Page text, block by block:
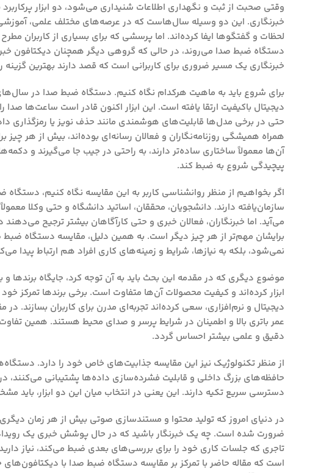
وقتی صحبت از ثبت و نگهداری اطلاعات شنیداری می‌شود، دو ابزار
خبرنگاری. این دو وسیله سال‌هاست که در عرصه‌های مختلف علمی،
لحظات و گفتگوها ایفا کرده‌اند. اما پرسشی که برای بسیاری از کاربران
دستگاه ضبط صدا می‌روند، در حالی که گروهی دیگر همچنان دیکتافون
خبرنگاری یک مسیر ضروری برای کاربرانی است که قصد دارند بهترین
برای شروع باید به ماهیت هرکدام نگاه کنیم. دستگاه ضبط صدا در
دیجیتال باکیفیت ارتقا یافته است. این ابزار اکنون قادر است ساعت‌ها صدا
حتی در برخی مدل‌ها قابلیت‌های هوشمندی مانند حذف نویز یا رمزگذاری
همراه همیشگی روزنامه‌نگاران و فعالان رسانه‌ای بوده‌اند، بیش از هر
آن‌ها معمولاً ساختاری ساده‌تر دارند، به راحتی در جیب جا می‌گیرند و
پیچیدگی شروع به ضبط کند.
اگر بخواهیم از منظر روانشناسی کاربر به این مقایسه نگاه کنیم،
سازمان‌یافته دارند. دانشجویان، محققان، اساتید دانشگاه و حتی وکلا
می‌آید. اما خبرنگاران، فعالان خبری و حتی کارآگاهان بیشتر ترجیح
برایشان مهم‌تر از هر چیز دیگر است. به همین دلیل، مقایسه دستگاه
نمی‌شود، بلکه به نیازها، شرایط و زمینه‌های کاری افراد هم ارتباط پیدا
موضوع دیگری که در مقدمه این بحث باید به آن توجه کرد، جایگاه برندها و
ابزار کرده‌اند و کیفیت محصولات آن‌ها متفاوت است. برخی برندها تمرکز
دیجیتال و نرم‌افزاری، سعی کرده‌اند تجربه‌ای مدرن برای کاربران بسازند.
عمر باتری بالا و اطمینان در شرایط پرسر و صدای محیط هستند. همین
دقیق و علمی بیشتر احساس گردد.
از منظر تکنولوژیک نیز این مقایسه جذابیت‌های خاص خود را دارد.
حافظه‌های بزرگ داخلی و قابلیت فشرده‌سازی داده‌ها پشتیبانی می‌کنند،
دسترسی سریع تکیه دارند. این یعنی در انتخاب میان این دو ابزار،
در دنیای امروز که تولید محتوا و مستندسازی صوتی بیش از هر زمان
ضرورت شده است. چه یک خبرنگار باشید که در حال پوشش خبری یک
تاجری که جلسات کاری خود را برای بررسی‌های بعدی ضبط می‌کند، نیاز
است که مقاله حاضر با تمرکز بر مقایسه دستگاه ضبط صدا با